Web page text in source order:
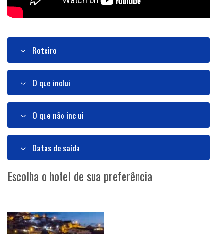
Roteiro
O que inclui
O que não inclui
Datas de saída
Escolha o hotel de sua preferência